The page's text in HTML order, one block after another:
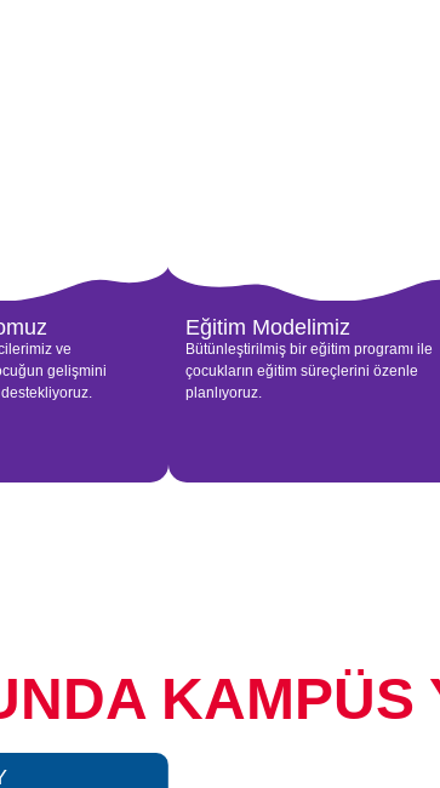
ve
gelişmini
Eğitim Modelimiz
Bütünleştirilmiş bir eğitim programı ile
çocukların eğitim süreçlerini özenle
planlıyoruz.
KAMPÜS